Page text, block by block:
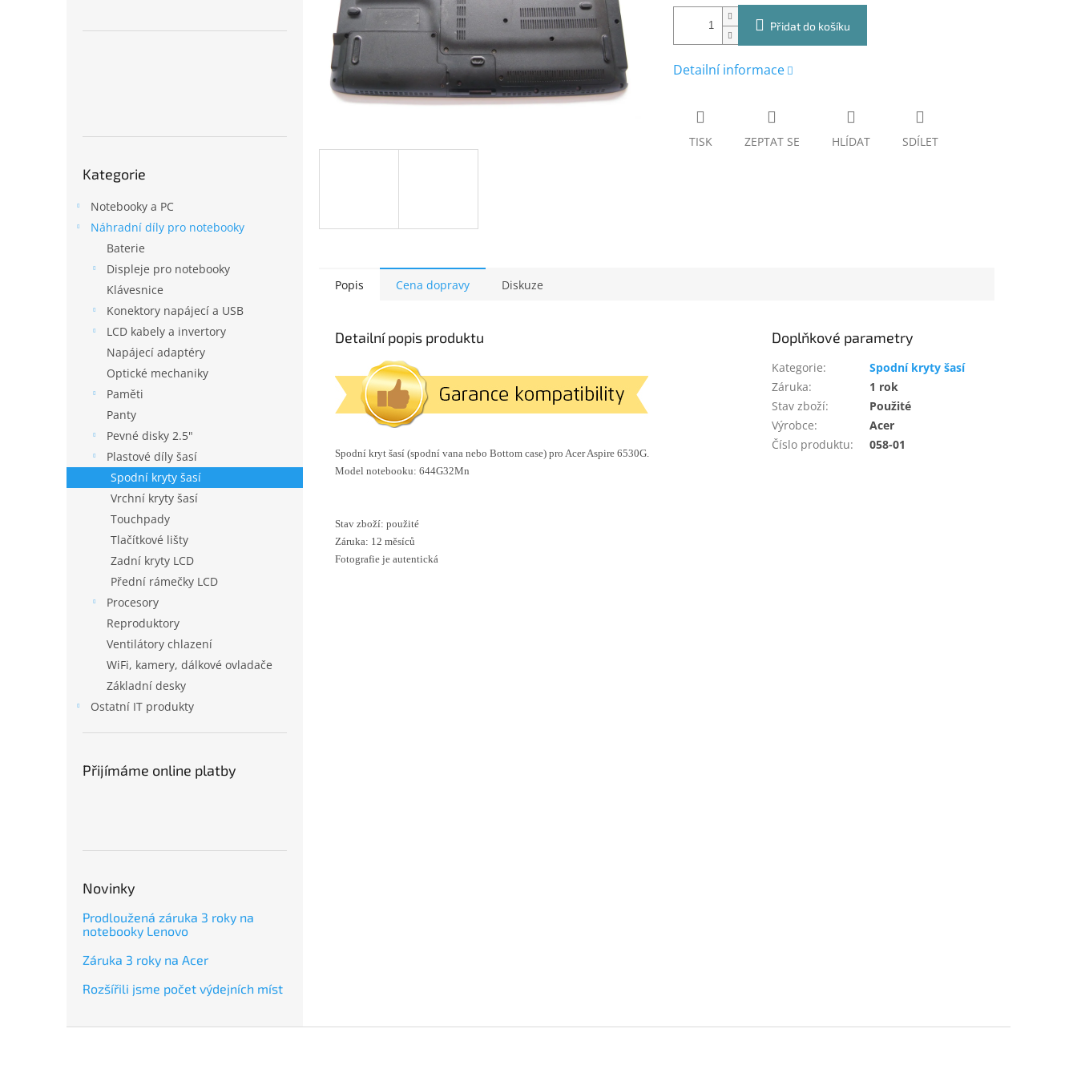
kategorie
Kategorie
Notebooky a PC
Náhradní díly pro notebooky
Baterie
Displeje pro notebooky
Klávesnice
Konektory napájecí a USB
LCD kabely a invertory
Napájecí adaptéry
Optické mechaniky
Paměti
Panty
Pevné disky 2.5"
Plastové díly šasí
Spodní kryty šasí
Vrchní kryty šasí
Touchpady
Tlačítkové lišty
Zadní kryty LCD
Přední rámečky LCD
Procesory
Reproduktory
Ventilátory chlazení
WiFi, kamery, dálkové ovladače
Základní desky
Ostatní IT produkty
Přijímáme online platby
Novinky
Prodloužená záruka 3 roky na
notebooky Lenovo
Záruka 3 roky na Acer
Rozšířili jsme počet výdejních míst
Přidat do košíku
Detailní informace
TISK ZEPTAT SE HLÍDAT SDÍLET
Popis Cena dopravy Diskuze
Detailní popis produktu
Spodní kryt šasí (spodní vana nebo Bottom case) pro AcerAspire 6530G.
Model notebooku: 644G32Mn
Stav zboží: použité
Záruka: 12 měsíců
Fotografie je autentická
Doplňkové parametry
Kategorie:
Spodní kryty šasí
Záruka:
1 rok
Stav zboží:
Použité
Výrobce:
Acer
Číslo produktu: 058-01